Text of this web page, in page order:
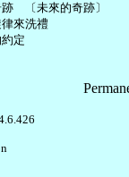
　〔未來的奇跡〕
來洗禮
定